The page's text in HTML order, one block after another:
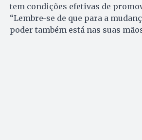
tem condições efetivas de
“Lembre-se de que para a
poder também está nas suas